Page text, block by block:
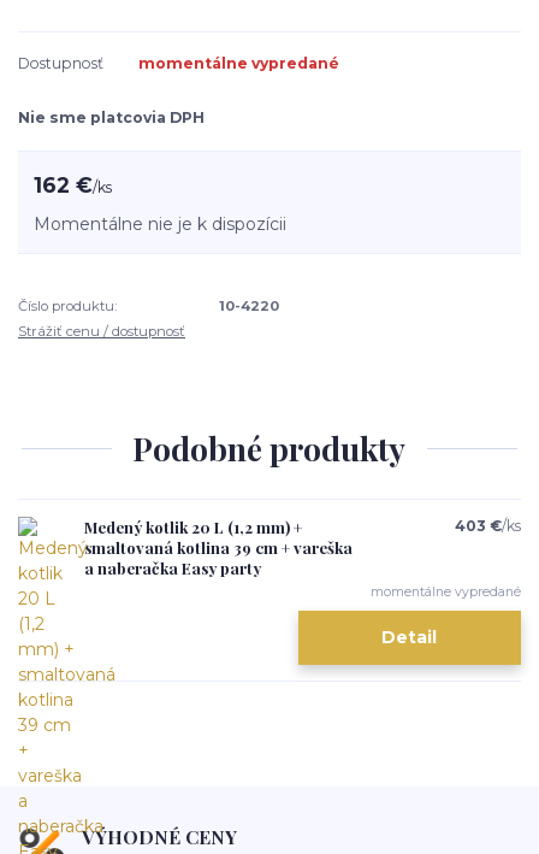
Dostupnosť momentálne vypredané
Nie sme platcovia DPH
162 €/ks
Momentálne nie je k dispozícii
Číslo produktu:
10-4220
Strážiť cenu / dostupnosť
Podobné produkty
Medený kotlik 20 L (1,2 mm) +
smaltovaná kotlina 39 cm + vareška
a naberačka Easy party
403 €/ks
momentálne vypredané
Detail
VÝHODNÉ CENY